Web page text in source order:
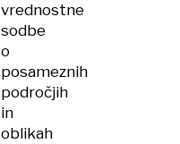
vrednostne
sodbe
o
posameznih
področjih
in
oblikah